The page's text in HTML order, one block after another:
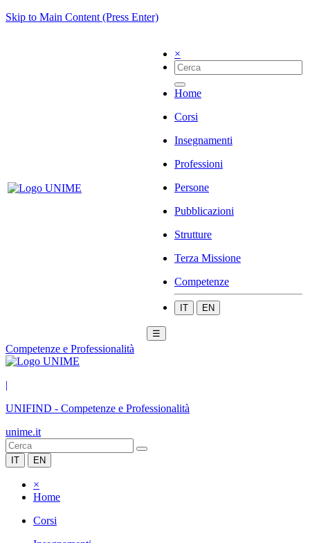
Skip to Main Content (Press Enter)
×
Home
Corsi
Insegnamenti
Professioni
Persone
Pubblicazioni
Strutture
Terza Missione
Competenze
IT EN
☰
Competenze e Professionalità
|
UNIFIND - Competenze e Professionalità
unime.it
IT EN
×
Home
Corsi